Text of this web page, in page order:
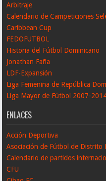
Arbitraje
Calendario de Campeticiones
Caribbean Cup
FEDOFUTBOL
Historia del Fútbol Dominicano
Jonathan Faña
LDF-Expansión
Liga Femenina de República
Liga Mayor de Fútbol 2007-
ENLACES
Acción Deportiva
Asociación de Fútbol de Distrito
Calendario de partidos
CFU